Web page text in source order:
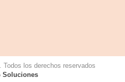
Todos los derechos reservados
Soluciones